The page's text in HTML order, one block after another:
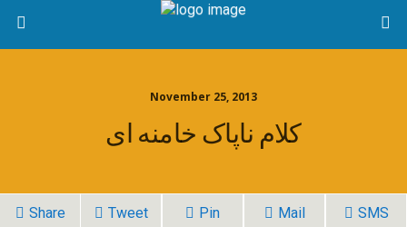
November 25, 2013
کلام ناپاک خامنه ای
Share Tweet Pin Mail SMS